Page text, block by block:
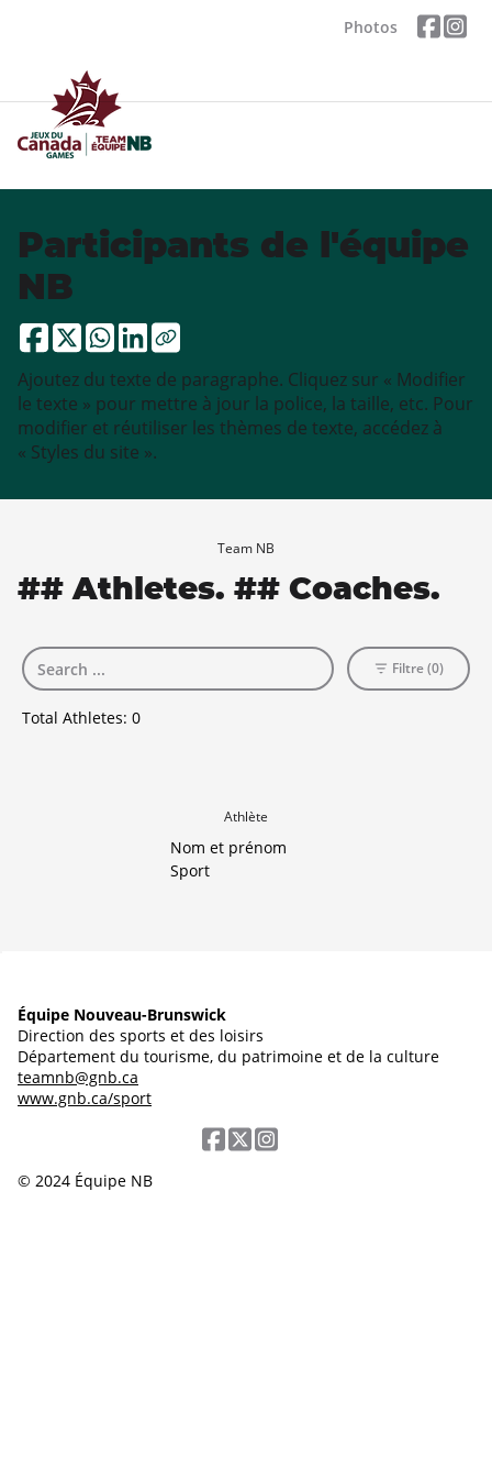
Photos
Participants de l'équipe
NB
Ajoutez du texte de paragraphe. Cliquez sur « Modifier
le texte » pour mettre à jour la police, la taille, etc. Pour
modifier et réutiliser les thèmes de texte, accédez à
« Styles du site ».
Team NB
## Athletes. ## Coaches.
Total Athletes: 0
Filtre (0)
Athlète
Nom et prénom
Sport
Équipe Nouveau-Brunswick
Direction des sports et des loisirs
Département du tourisme, du patrimoine et de la culture
teamnb@gnb.ca
www.gnb.ca/sport
© 2024 Équipe NB